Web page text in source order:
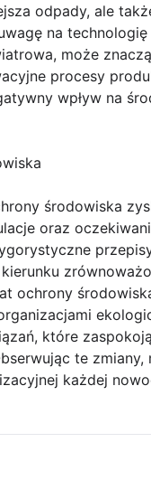
odpady, ale
na
może
procesy
wpływ na
środowiska
oraz
ochrony
które
te
każdej